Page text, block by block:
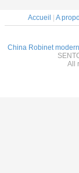
Accueil | A
China Robinet
All